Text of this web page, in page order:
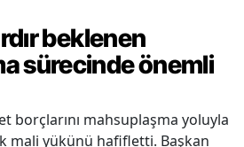
beklenen
sürecinde önemli
borçlarını mahsuplaşma yoluyla
mali yükünü hafifletti. Başkan